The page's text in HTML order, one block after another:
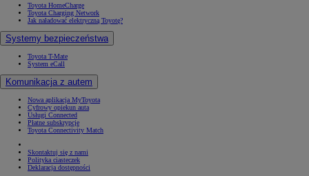
Toyota HomeCharge
Toyota Charging Network
Jak naładować elektryczną Toyotę?
Systemy bezpieczeństwa
Toyota T-Mate
System eCall
Komunikacja z autem
Nowa aplikacja MyToyota
Cyfrowy opiekun auta
Usługi Connected
Płatne subskrypcje
Toyota Connectivity Match
Skontaktuj się z nami
Polityka ciasteczek
Deklaracja dostępności